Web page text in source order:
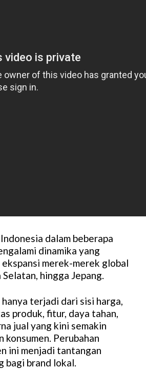
dalam beberapa
dinamika yang
merek-merek global
hingga Jepang.
terjadi dari sisi harga,
produk, fitur, daya tahan,
jual yang kini semakin
konsumen. Perubahan
ini menjadi tantangan
bagi brand lokal.